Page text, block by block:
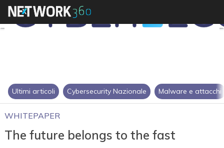
Ultimi articoli Cybersecurity Nazionale Malware e attacchi
WHITEPAPER
The future belongs to the fast